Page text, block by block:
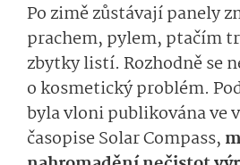
Po zimě zůstávají panely
prachem, pylem, ptačím
zbytky listí. Rozhodně se
o kosmetický problém.
byla vloni publikována ve
časopise Solar Compass,